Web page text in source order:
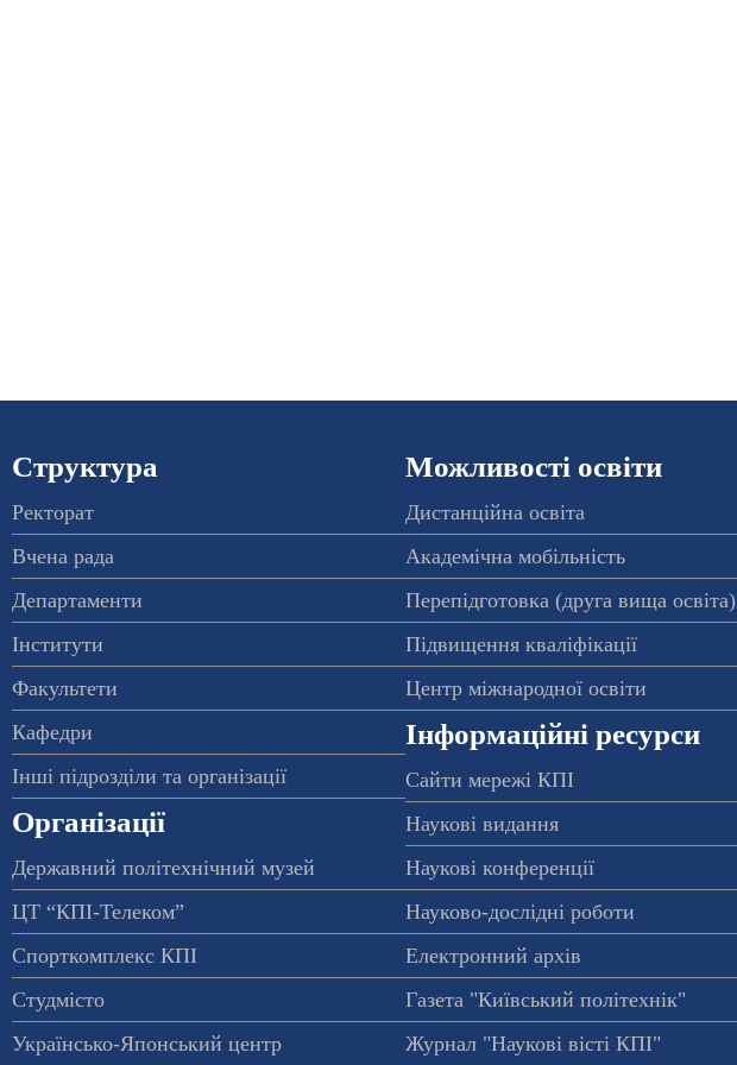
Структура
Ректорат
Вчена рада
Департаменти
Інститути
Факультети
Кафедри
Інші підрозділи та організації
Організації
Державний політехнічний музей
ЦТ “КПІ-Телеком”
Спорткомплекс КПІ
Студмісто
Українсько-Японський центр
Можливості освіти
Дистанційна освіта
Академічна мобільність
Перепідготовка (друга вища освіта)
Підвищення кваліфікації
Центр міжнародної освіти
Інформаційні ресурси
Сайти мережі КПІ
Наукові видання
Наукові конференції
Науково-дослідні роботи
Електронний архів
Газета "Київський політехнік"
Журнал "Наукові вісті КПІ"